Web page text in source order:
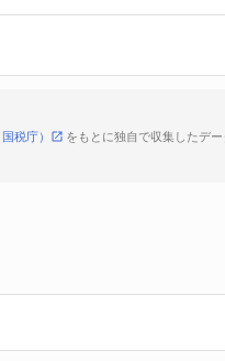
税庁）
をもとに独自で収集したデ